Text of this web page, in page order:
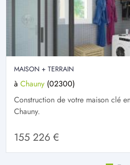
MAISON + TERRAIN
à Chauny (02300)
Construction de votre maison clé
Chauny.
155 226 €